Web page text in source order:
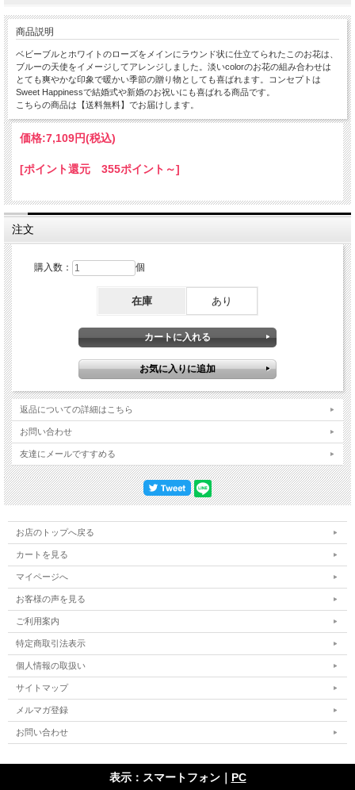
商品説明
ベビーブルとホワイトのローズをメインにラウンド状に仕立てられたこのお花は、
ブルーの天使をイメージしてアレンジしました。淡いcolorのお花の組み合わせは
とても爽やかな印象で暖かい季節の贈り物としても喜ばれます。コンセプトは
Sweet Happinessで結婚式や新婚のお祝いにも喜ばれる商品です。
こちらの商品は【送料無料】でお届けします。
価格:7,109円(税込)
[ポイント還元 355ポイント～]
注文
購入数： 個
在庫 あり
返品についての詳細はこちら
お問い合わせ
友達にメールですすめる
お店のトップへ戻る
カートを見る
マイページへ
お客様の声を見る
ご利用案内
特定商取引法表示
個人情報の取扱い
サイトマップ
メルマガ登録
お問い合わせ
表示：スマートフォン｜ PC